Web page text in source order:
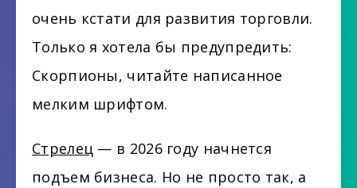
очень кстати для развития торговли.
Только я хотела бы предупредить:
Скорпионы, читайте написанное
мелким шрифтом.
Стрелец — в 2026 году начнется
подъем бизнеса. Но не просто так, а